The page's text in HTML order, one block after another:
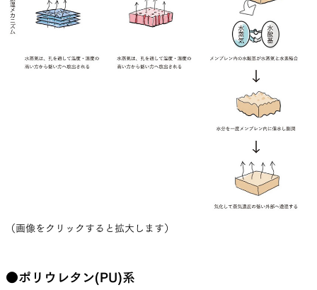
（画像をクリックすると拡大します）
●ポリウレタン(PU)系